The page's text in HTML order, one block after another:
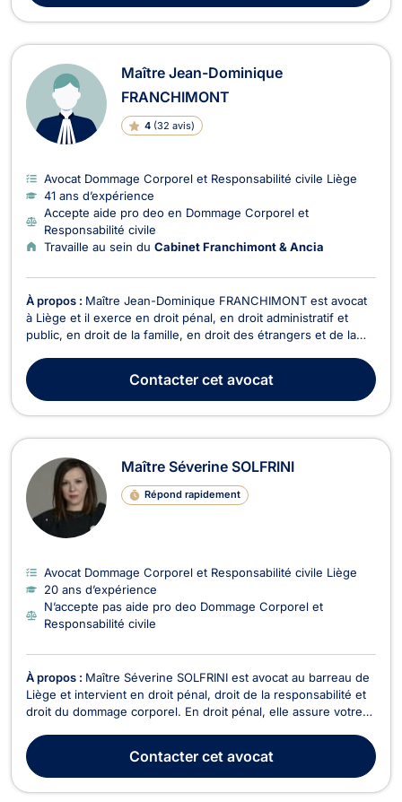
Maître Jean-Dominique
FRANCHIMONT
4 (32 avis)
Avocat Dommage Corporel et Responsabilité civile Liège
41 ans d’expérience
Accepte aide pro deo en Dommage Corporel et
Responsabilité civile
Travaille au sein du Cabinet Franchimont & Ancia
À propos : Maître Jean-Dominique FRANCHIMONT est avocat
à Liège et il exerce en droit pénal, en droit administratif et
public, en droit de la famille, en droit des étrangers et de la
Maître Jean-Dominique FRANCHIMONT intervient en droit
pénal dans le domaine du droit pénal ...
Contactercet avocat
Maître Séverine SOLFRINI
Répond rapidement
Avocat Dommage Corporel et Responsabilité civile Liège
20 ans d’expérience
N’accepte pas aide pro deo Dommage Corporel et
Responsabilité civile
À propos : Maître Séverine SOLFRINI est avocat au barreau de
Liège et intervient en droit pénal, droit de la responsabilité et
droit du dommage corporel. En droit pénal, elle assure votre
procédure de plein contentieux, que vous soyez victimes ou
auteurs de crimes ou délits ou pour...
Contactercet avocat